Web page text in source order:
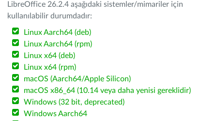
LibreOffice 26.2.4 aşağıdaki sistemler/mimariler için
kullanılabilir durumdadır:
Linux Aarch64 (deb)
Linux Aarch64 (rpm)
Linux x64 (deb)
Linux x64 (rpm)
macOS (Aarch64/Apple Silicon)
macOS x86_64 (10.14 veya daha yenisi gereklidir)
Windows (32 bit, deprecated)
Windows Aarch64